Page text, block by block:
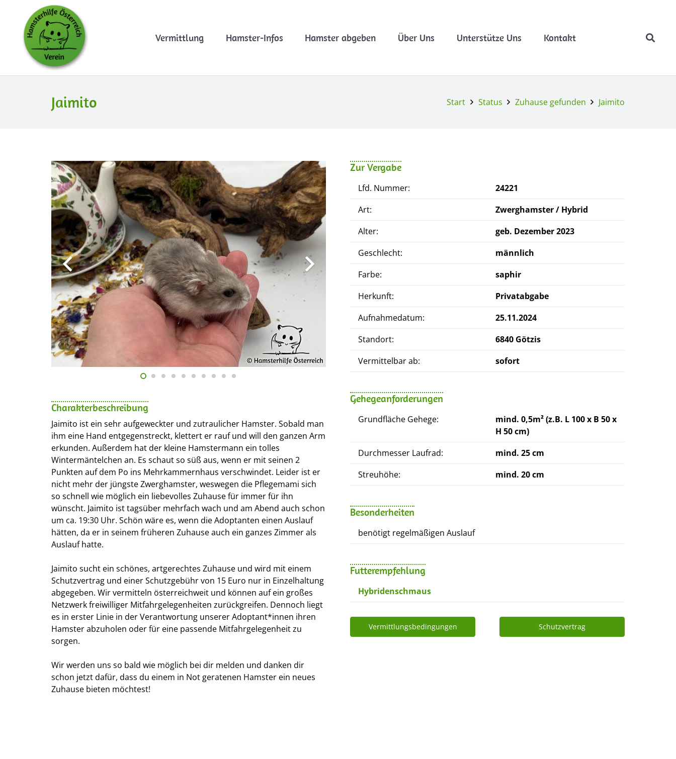
Vermittlung Hamster-Infos Hamster abgeben Über Uns Unterstütze Uns Kontakt
Jaimito Start Status Zuhause gefunden Jaimito
Charakterbeschreibung
Jaimito ist ein sehr aufgeweckter und zutraulicher Hamster. Sobald man
ihm eine Hand entgegenstreckt, klettert er rauf und will den ganzen Arm
erkunden. Außerdem hat der kleine Hamstermann ein tolles
Wintermäntelchen an. Es schaut so süß aus, wenn er mit seinen 2
Punkten auf dem Po ins Mehrkammernhaus verschwindet. Leider ist er
nicht mehr der jüngste Zwerghamster, weswegen die Pflegemami sich
so schnell wie möglich ein liebevolles Zuhause für immer für ihn
wünscht. Jaimito ist tagsüber mehrfach wach und am Abend auch schon
um ca. 19:30 Uhr. Schön wäre es, wenn die Adoptanten einen Auslauf
hätten, da er in seinem früheren Zuhause auch ein ganzes Zimmer als
Auslauf hatte.
Jaimito sucht ein schönes, artgerechtes Zuhause und wird mit einem
Schutzvertrag und einer Schutzgebühr von 15 Euro nur in Einzelhaltung
abgegeben. Wir vermitteln österreichweit und können auf ein großes
Netzwerk freiwilliger Mitfahrgelegenheiten zurückgreifen. Dennoch liegt
es in erster Linie in der Verantwortung unserer Adoptant*innen ihren
Hamster abzuholen oder für eine passende Mitfahrgelegenheit zu
sorgen.
Wir werden uns so bald wie möglich bei dir melden und danken dir
schon jetzt dafür, dass du einem in Not geratenen Hamster ein neues
Zuhause bieten möchtest!
Zur Vergabe
Lfd. Nummer:
24221
Art:
Zwerghamster / Hybrid
Alter:
geb. Dezember 2023
Geschlecht:
männlich
Farbe:
saphir
Herkunft:
Privatabgabe
Aufnahmedatum:
25.11.2024
Standort:
6840 Götzis
Vermittelbar ab:
sofort
Gehegeanforderungen
Grundfläche Gehege:
mind. 0,5m² (z.B. L 100 x B 50 x
H 50 cm)
Durchmesser Laufrad:
mind. 25 cm
Streuhöhe:
mind. 20 cm
Besonderheiten
benötigt regelmäßigen Auslauf
Futterempfehlung
Hybridenschmaus
Vermittlungsbedingungen Schutzvertrag